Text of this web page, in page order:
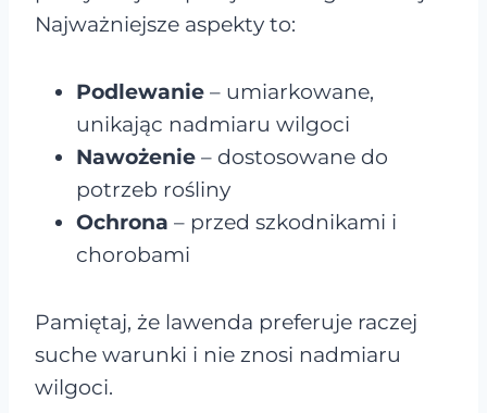
Najważniejsze aspekty to:
Podlewanie – umiarkowane,
unikając nadmiaru wilgoci
Nawożenie – dostosowane do
potrzeb rośliny
Ochrona – przed szkodnikami i
chorobami
Pamiętaj, że lawenda preferuje raczej
suche warunki i nie znosi nadmiaru
wilgoci.